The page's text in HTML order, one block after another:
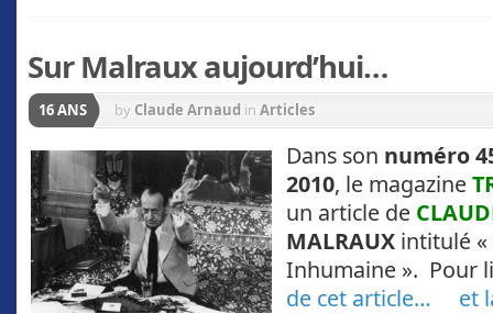
Sur Malraux aujourd’hui…
16 ANS by Claude Arnaud in Articles
Dans son numéro
2010, le magazine
un article de
MALRAUX intitulé «
Inhumaine ». Pour
de cet article…
et